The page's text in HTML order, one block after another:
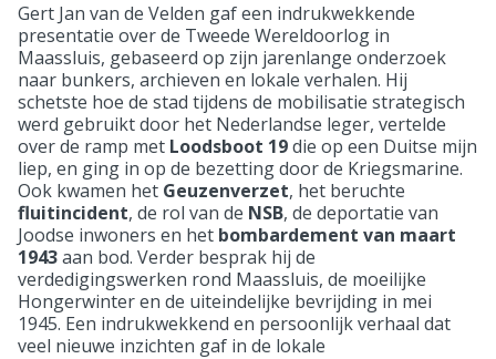
Gert Jan van de Velden gaf een indrukwekkende
presentatie over de Tweede Wereldoorlog in
Maassluis, gebaseerd op zijn jarenlange onderzoek
naar bunkers, archieven en lokale verhalen. Hij
schetste hoe de stad tijdens de mobilisatie strategisch
werd gebruikt door het Nederlandse leger, vertelde
over de ramp met Loodsboot 19die op een Duitse mijn
liep, en ging in op de bezetting door de Kriegsmarine.
Ook kwamen het Geuzenverzet, het beruchte
fluitincident, de rol van de NSB, de deportatie van
Joodse inwoners en het bombardement van maart
1943aan bod. Verder besprak hij de
verdedigingswerken rond Maassluis, de moeilijke
Hongerwinter en de uiteindelijke bevrijding in mei
1945. Een indrukwekkend en persoonlijk verhaal dat
veel nieuwe inzichten gaf in de lokale